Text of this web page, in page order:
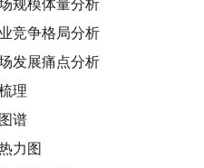
规模体量分析
竞争格局分析
发展痛点分析
理
谱
力图